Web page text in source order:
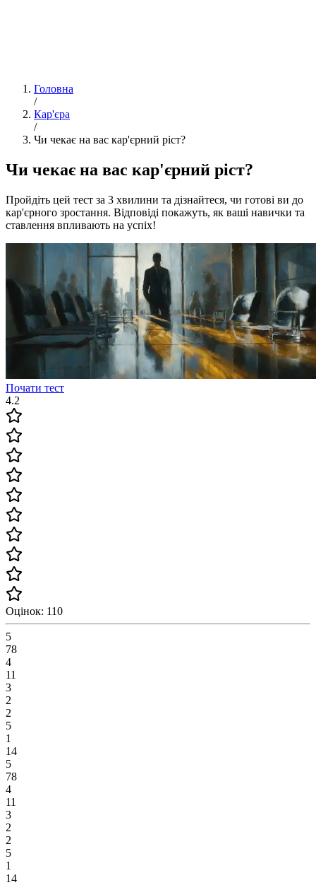
Головна
/
Кар'єра
/
Чи чекає на вас кар'єрний ріст?
Чи чекає на вас кар'єрний ріст?
Пройдіть цей тест за 3 хвилини та дізнайтеся, чи готові ви до
кар'єрного зростання. Відповіді покажуть, як ваші навички та
ставлення впливають на успіх!
Почати тест
4.2
Оцінок: 110
5
78
4
11
3
2
2
5
1
14
5
78
4
11
3
2
2
5
1
14